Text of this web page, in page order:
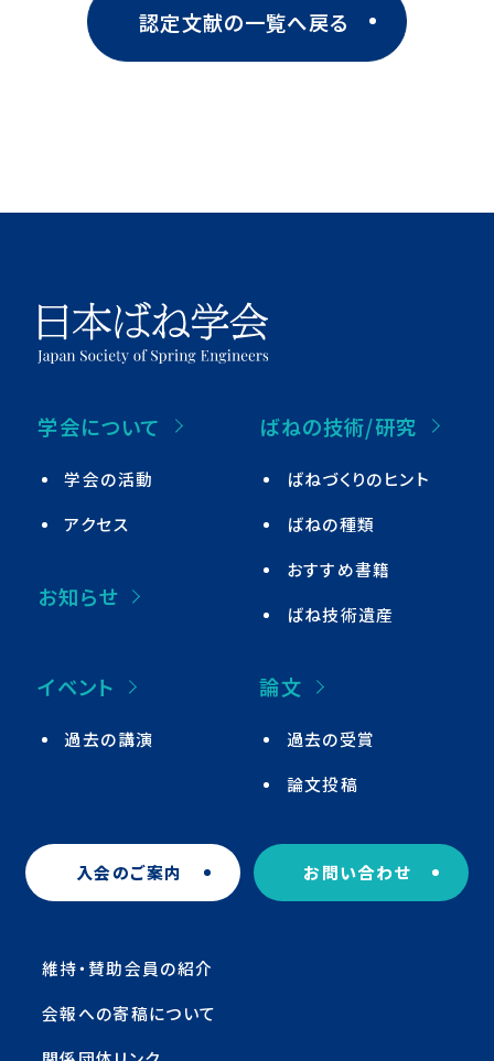
認定文献の一覧へ戻る
学会について
学会の活動
アクセス
お知らせ
ばねの技術/研究
ばねづくりのヒント
ばねの種類
おすすめ書籍
ばね技術遺産
イベント
過去の講演
論文
過去の受賞
論文投稿
入会のご案内 お問い合わせ
維持・賛助会員の紹介
会報への寄稿について